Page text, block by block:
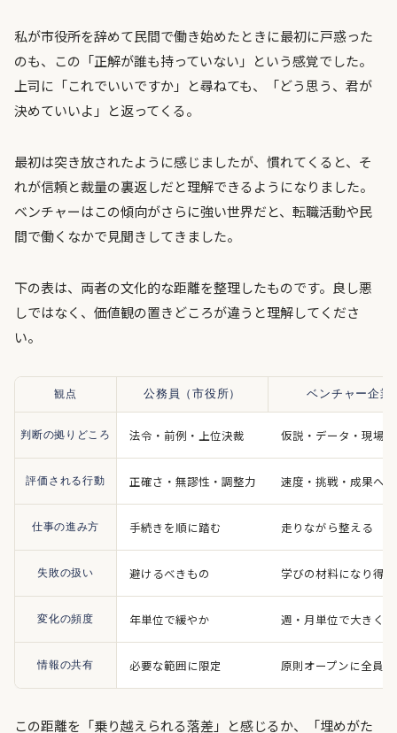
私が市役所を辞めて民間で働き始めたときに最初に戸惑った
のも、この「正解が誰も持っていない」という感覚でした。
上司に「これでいいですか」と尋ねても、「どう思う、君が
決めていいよ」と返ってくる。
最初は突き放されたように感じましたが、慣れてくると、そ
れが信頼と裁量の裏返しだと理解できるようになりました。
ベンチャーはこの傾向がさらに強い世界だと、転職活動や民
間で働くなかで見聞きしてきました。
下の表は、両者の文化的な距離を整理したものです。良し悪
しではなく、価値観の置きどころが違うと理解してくださ
い。
観点 公務員（市役所） ベンチャー企業
判断の拠りどころ 法令・前例・上位決裁 仮説・データ・現場
評価される行動 正確さ・無謬性・調整力 速度・挑戦・成果へ
仕事の進み方 手続きを順に踏む 走りながら整える
失敗の扱い 避けるべきもの 学びの材料になり得る
変化の頻度 年単位で緩やか 週・月単位で大きく
情報の共有 必要な範囲に限定 原則オープンに全員へ
この距離を「乗り越えられる落差」と感じるか、「埋めがた